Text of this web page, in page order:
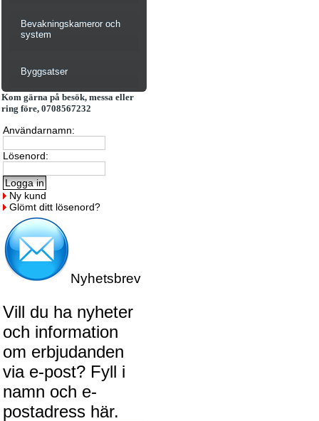
Bevakningskameror och
system
Byggsatser
Kom gärna på besök, messa eller
ring före, 0708567232
Användarnamn:
Lösenord:
Ny kund
Glömt ditt lösenord?
Nyhetsbrev
Vill du ha nyheter
och information
om erbjudanden
via e-post? Fyll i
namn och e-
postadress här.